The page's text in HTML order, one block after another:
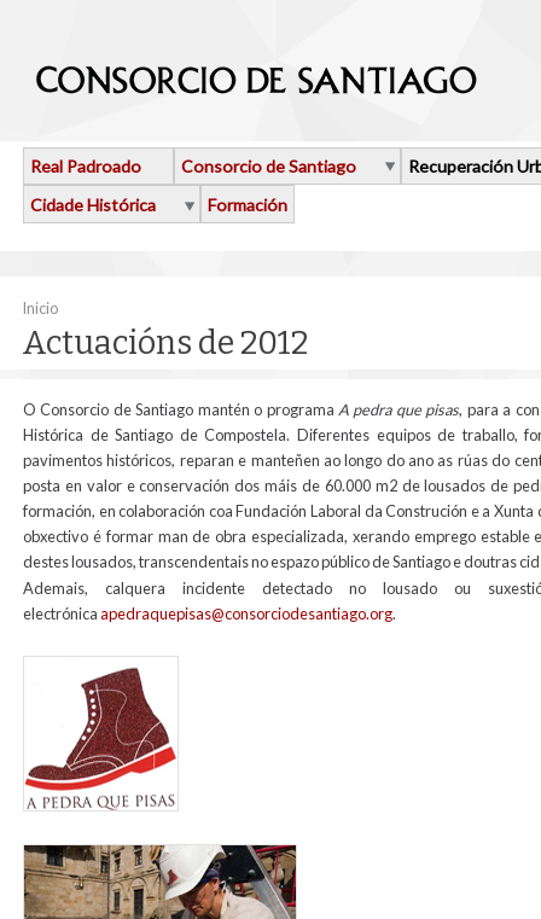
Real Padroado Consorcio de Santiago
Recuperación
Cidade Histórica
Formación
Vostede está aquí
Inicio
Actuacións de 2012
O Consorcio de Santiago mantén o programa A pedra que pisas, para a
Histórica de Santiago de Compostela. Diferentes equipos de traballo,
pavimentos históricos, reparan e manteñen ao longo do ano as rúas do
posta en valor e conservación dos máis de 60.000 m2 de lousados de
formación, en colaboración coa Fundación Laboral da Construción e a
obxectivo é formar man de obra especializada, xerando emprego
destes lousados, transcendentais no espazo público de Santiago e doutras
Ademais, calquera incidente detectado no lousado ou
electrónicaapedraquepisas@consorciodesantiago.org.
banner_web_a_pedra_que_pisas.jpg
foto_mantemento_lousados_2012_web.jpg